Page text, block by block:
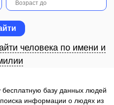
человека по имени и
базу данных людей
информации о людях из